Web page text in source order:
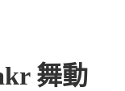
舞動